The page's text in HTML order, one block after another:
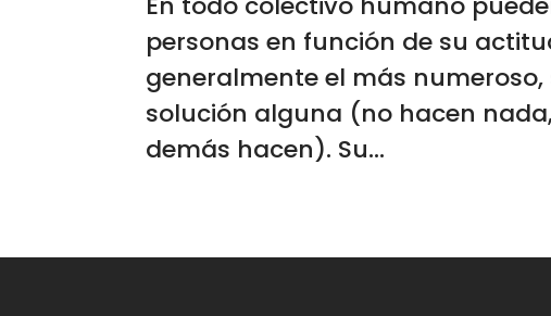
personas en función de su
generalmente el más
solución alguna (no hacen
demás hacen). Su...